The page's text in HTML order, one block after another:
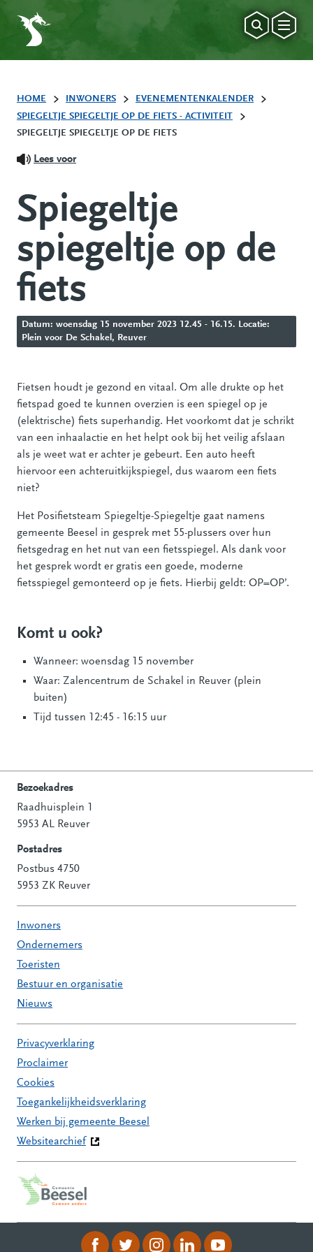
HOME INWONERS
EVENEMENTENKALENDER
SPIEGELTJE SPIEGELTJE OP DE FIETS - ACTIVITEIT
SPIEGELTJE SPIEGELTJE OP DE FIETS
Lees voor
Spiegeltje
spiegeltje op de
fiets
Datum: woensdag 15 november 2023 12.45 - 16.15. Locatie:
Plein voor De Schakel, Reuver
Fietsen houdt je gezond en vitaal. Om alle drukte op het
fietspad goed te kunnen overzien is een spiegel op je
(elektrische) fiets superhandig. Het voorkomt dat je schrikt
van een inhaalactie en het helpt ook bij het veilig afslaan
als je weet wat er achter je gebeurt. Een auto heeft
hiervoor een achteruitkijkspiegel, dus waarom een fiets
niet?
Het Posifietsteam Spiegeltje-Spiegeltje gaat namens
gemeente Beesel in gesprek met 55-plussers over hun
fietsgedrag en het nut van een fietsspiegel. Als dank voor
het gesprek wordt er gratis een goede, moderne
fietsspiegel gemonteerd op je fiets. Hierbij geldt: OP=OP’.
Komt u ook?
Wanneer: woensdag 15 november
Waar: Zalencentrum de Schakel in Reuver (plein
buiten)
Tijd tussen 12:45 - 16:15 uur
Contactinformatie
Bezoekadres
Raadhuisplein 1
5953 AL Reuver
Postadres
Postbus 4750
5953 ZK Reuver
Inwoners
Ondernemers
Toeristen
Bestuur en organisatie
Nieuws
Privacyverklaring
Proclaimer
Cookies
Toegankelijkheidsverklaring
Werken bij gemeente Beesel
Websitearchief